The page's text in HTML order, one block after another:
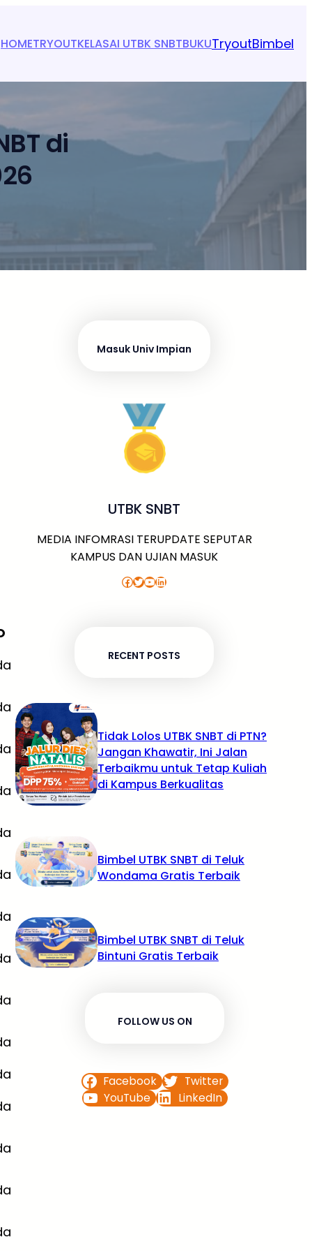
HOMETRYOUTKELASAI UTBK SNBTBUKUTryoutBimbel
di
Masuk Univ Impian
UTBK SNBT
MEDIA INFOMRASI TERUPDATE SEPUTAR
KAMPUS DAN UJIAN MASUK
Facebook Twitter YouTube LinkedIn
RECENT POSTS
Tidak Lolos UTBK SNBT di PTN?
Jangan Khawatir, Ini Jalan
Terbaikmu untuk Tetap Kuliah
di Kampus Berkualitas
Bimbel UTBK SNBT di Teluk
Wondama Gratis Terbaik
Bimbel UTBK SNBT di Teluk
Bintuni Gratis Terbaik
FOLLOW US ON
Facebook
Twitter
YouTube
LinkedIn